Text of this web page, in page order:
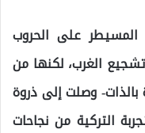
على الحروب
الغرب، لكنها من
بالذات- وصلت إلى ذروة
التركية من نجاحات